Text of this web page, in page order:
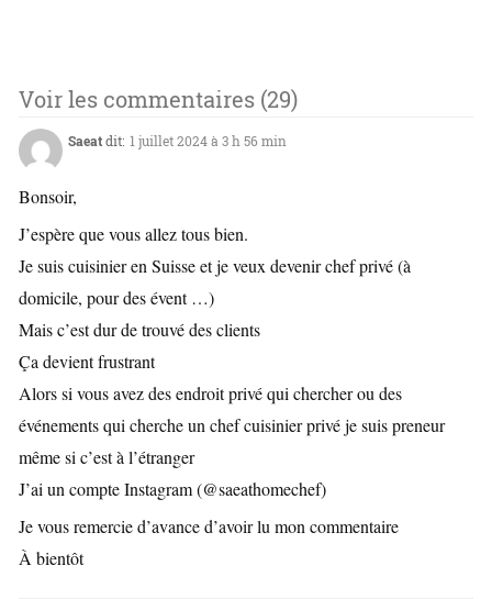
Voir les commentaires (29)
Saeatdit: 1 juillet 2024 à 3 h 56 min
Bonsoir,
J’espère que vous allez tous bien.
Je suis cuisinier en Suisse et je veux devenir chef privé (à
domicile, pour des évent …)
Mais c’est dur de trouvé des clients
Ça devient frustrant
Alors si vous avez des endroit privé qui chercher ou des
événements qui cherche un chef cuisinier privé je suis preneur
même si c’est à l’étranger
J’ai un compte Instagram (@saeathomechef)
Je vous remercie d’avance d’avoir lu mon commentaire
À bientôt